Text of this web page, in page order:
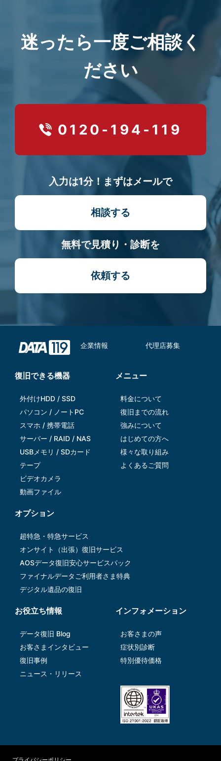
迷ったら一度ご相談く
ださい
0120-194-119
入力は1分！まずはメールで
相談する
無料で見積り・診断を
依頼する
企業情報 代理店募集
復旧できる機器
外付けHDD / SSD
パソコン / ノートPC
スマホ / 携帯電話
サーバー / RAID / NAS
USBメモリ / SDカード
テープ
ビデオカメラ
動画ファイル
メニュー
料金について
復旧までの流れ
強みについて
はじめての方へ
様々な取り組み
よくあるご質問
オプション
超特急・特急サービス
オンサイト（出張）復旧サービス
AOSデータ復旧安⼼サービスパック
ファイナルデータご利⽤者さま特典
デジタル遺品の復旧
お役立ち情報
データ復旧 Blog
お客さまインタビュー
復旧事例
ニュース・リリース
インフォメーション
お客さまの声
症状別診断
特別優待価格